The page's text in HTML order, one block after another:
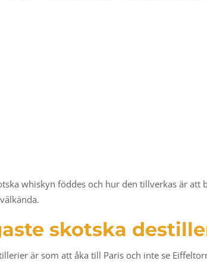
whiskyn föddes och hur den tillverkas är
skotska
är som att åka till Paris och inte se